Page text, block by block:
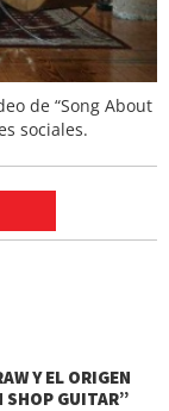
de “Song About
sociales.
Y EL ORIGEN
SHOP GUITAR”